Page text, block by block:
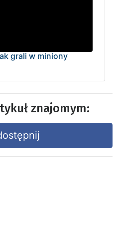
grali w miniony
znajomym: